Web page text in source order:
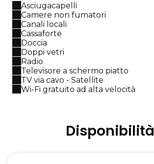
Asciugacapelli
Camere non fumatori
Canali locali
Cassaforte
Doccia
Doppi vetri
Radio
Televisore a schermo piatto
TV via cavo - Satellite
Wi-Fi gratuito ad alta velocità
Disponibilità